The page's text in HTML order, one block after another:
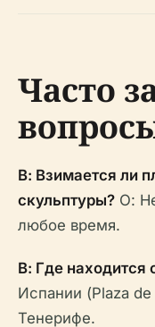
Часто
В: Взимается ли
скульптуры? О:
любое время.
В: Где находится
Испании (Plaza
Тенерифе.